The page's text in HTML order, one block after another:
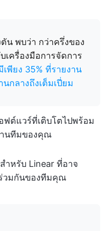
น พบว่า กว่าครึ่งของ
ครื่องมือการจัดการ
เพียง 35% ที่รายงาน
กลางถึงเต็มเปี่ยม
ต์แวร์ที่เติบโตไปพร้อม
นทีมของคุณ
ำหรับ Linear ที่อาจ
วมกันของทีมคุณ